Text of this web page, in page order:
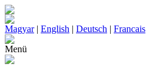
Magyar| English | Deutsch | Francais
Menü